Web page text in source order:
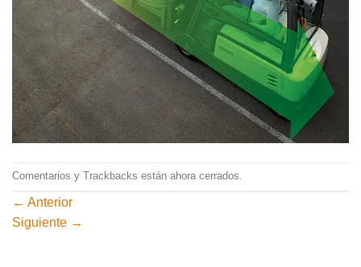
Comentarios y Trackbacks están ahora cerrados.
← Anterior
Siguiente →